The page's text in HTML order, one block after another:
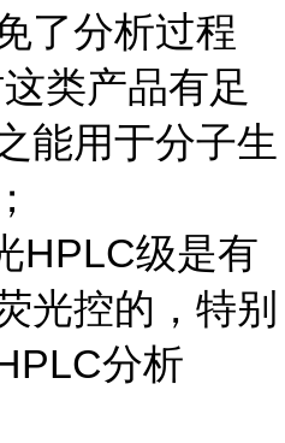
了分析过程
类产品有足
能用于分子生
HPLC级是有
光控的，特别
分析